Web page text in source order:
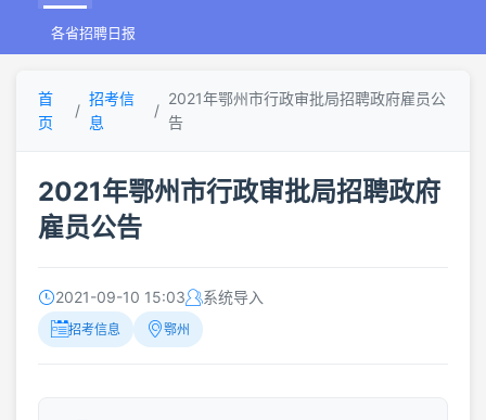
各省招聘日报
首
页
招考信
息
2021年鄂州市行政审批局招聘政府雇员公
告
2021年鄂州市行政审批局招聘政府
雇员公告
2021-09-10 15:03 系统导入
招考信息 鄂州